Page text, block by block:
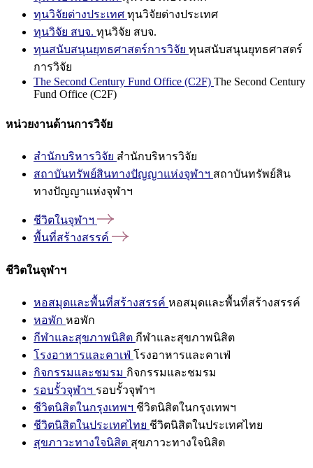
ทุนวิจัยต่างประเทศ ทุนวิจัยต่างประเทศ
ทุนวิจัย สบจ. ทุนวิจัย สบจ.
ทุนสนับสนุนยุทธศาสตร์การวิจัย ทุนสนับสนุนยุทธศาสตร์
การวิจัย
The Second Century Fund Office (C2F) The Second Century
Fund Office (C2F)
หน่วยงานด้านการวิจัย
สำนักบริหารวิจัย สำนักบริหารวิจัย
สถาบันทรัพย์สินทางปัญญาแห่งจุฬาฯ สถาบันทรัพย์สิน
ทางปัญญาแห่งจุฬาฯ
ชีวิตในจุฬาฯ
พื้นที่สร้างสรรค์
ชีวิตในจุฬาฯ
หอสมุดและพื้นที่สร้างสรรค์ หอสมุดและพื้นที่สร้างสรรค์
หอพัก หอพัก
กีฬาและสุขภาพนิสิต กีฬาและสุขภาพนิสิต
โรงอาหารและคาเฟ่ โรงอาหารและคาเฟ่
กิจกรรมและชมรม กิจกรรมและชมรม
รอบรั้วจุฬาฯ รอบรั้วจุฬาฯ
ชีวิตนิสิตในกรุงเทพฯ ชีวิตนิสิตในกรุงเทพฯ
ชีวิตนิสิตในประเทศไทย ชีวิตนิสิตในประเทศไทย
สุขภาวะทางใจนิสิต สุขภาวะทางใจนิสิต